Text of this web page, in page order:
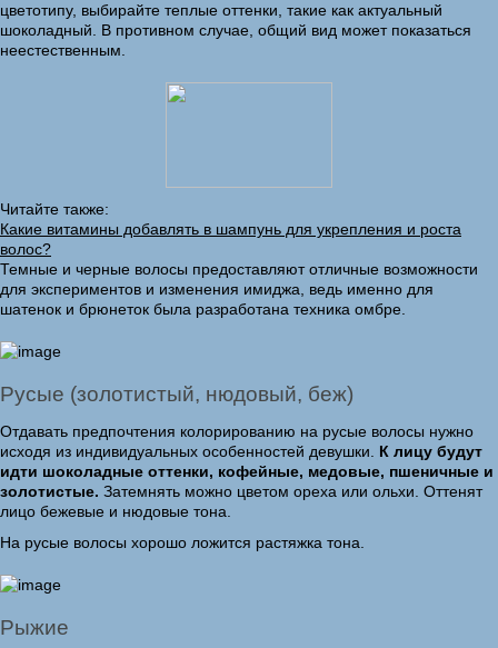
цветотипу, выбирайте теплые оттенки, такие как актуальный
шоколадный. В противном случае, общий вид может показаться
неестественным.
Читайте также:
Какие витамины добавлять в шампунь для укрепления и роста
волос?
Темные и черные волосы предоставляют отличные возможности
для экспериментов и изменения имиджа, ведь именно для
шатенок и брюнеток была разработана техника омбре.
Русые (золотистый, нюдовый, беж)
Отдавать предпочтения колорированию на русые волосы нужно
исходя из индивидуальных особенностей девушки. К лицу будут
идти шоколадные оттенки, кофейные, медовые, пшеничные и
золотистые. Затемнять можно цветом ореха или ольхи. Оттенят
лицо бежевые и нюдовые тона.
На русые волосы хорошо ложится растяжка тона.
Рыжие